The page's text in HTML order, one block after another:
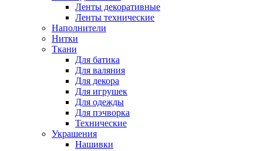
Ленты декоративные
Ленты технические
Наполнители
Нитки
Ткани
Для батика
Для валяния
Для декора
Для игрушек
Для одежды
Для пэчворка
Технические
Украшения
Нашивки